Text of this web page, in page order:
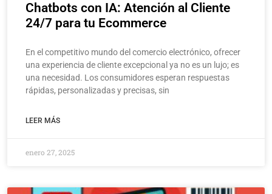
Chatbots con IA: Atención al Cliente
24/7 para tu Ecommerce
En el competitivo mundo del comercio electrónico, ofrecer
una experiencia de cliente excepcional ya no es un lujo; es
una necesidad. Los consumidores esperan respuestas
rápidas, personalizadas y precisas, sin
LEER MÁS
enero 27, 2025